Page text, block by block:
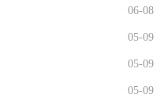
06-08
05-09
05-09
05-09